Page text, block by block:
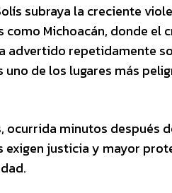
subraya la creciente
Michoacán, donde
advertido repetidamente
uno de los lugares más
ocurrida minutos después
exigen justicia y mayor